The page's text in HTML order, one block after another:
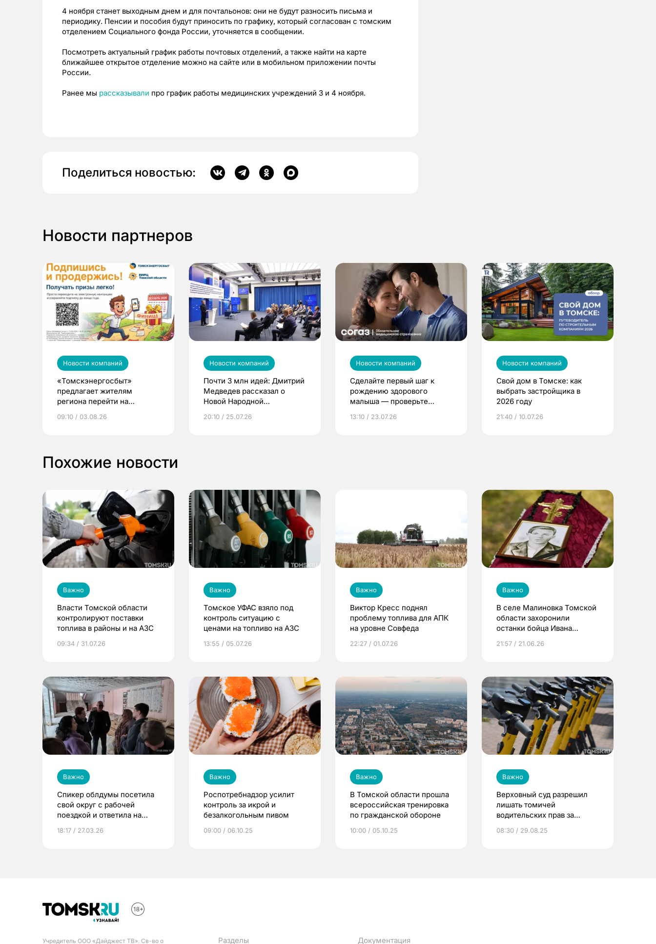
4 ноября станет выходным днем и для почтальонов: они не будут разносить письма и
периодику. Пенсии и пособия будут приносить по графику, который согласован с томским
отделением Социального фонда России, уточняется в сообщении.
Посмотреть актуальный график работы почтовых отделений, а также найти на карте
ближайшее открытое отделение можно на сайте или в мобильном приложении почты
России.
Ранее мы рассказывали про график работы медицинских учреждений 3 и 4 ноября.
Поделиться новостью:
Новости партнеров
Новости компаний
«Томскэнергосбыт»
предлагает жителям
региона перейти на
выиграть призы
09:10 / 03.08.26
Новости компаний
Почти 3 млн идей: Дмитрий
Медведев рассказал о
Новой Народной
20:10 / 25.07.26
Новости компаний
Сделайте первый шаг к
рождению здорового
малыша — проверьте
по ОМС!
13:10 / 23.07.26
Новости компаний
Свой дом в Томске: как
выбрать застройщика в
2026 году
21:40 / 10.07.26
Похожие новости
Важно
Власти Томской области
контролируют поставки
топлива в районы и на АЗС
09:34 / 31.07.26
Важно
Томское УФАС взяло под
контроль ситуацию с
ценами на топливо на АЗС
13:55 / 05.07.26
Важно
Виктор Кресс поднял
проблему топлива для АПК
на уровне Совфеда
22:27 / 01.07.26
Важно
В селе Малиновка Томской
области захоронили
останки бойца Ивана
1941 году
21:57 / 21.06.26
Важно
Спикер облдумы посетила
свой округ с рабочей
поездкой и ответила на
выборах
18:17 / 27.03.26
Важно
Роспотребнадзор усилит
контроль за икрой и
безалкогольным пивом
09:00 / 06.10.25
Важно
В Томской области прошла
всероссийская тренировка
по гражданской обороне
10:00 / 05.10.25
Важно
Верховный суд разрешил
лишать томичей
водительских прав за
электросамокатом в
08:30 / 29.08.25
Учредитель ООО «Дайджест ТВ». Св-во о Разделы Документация